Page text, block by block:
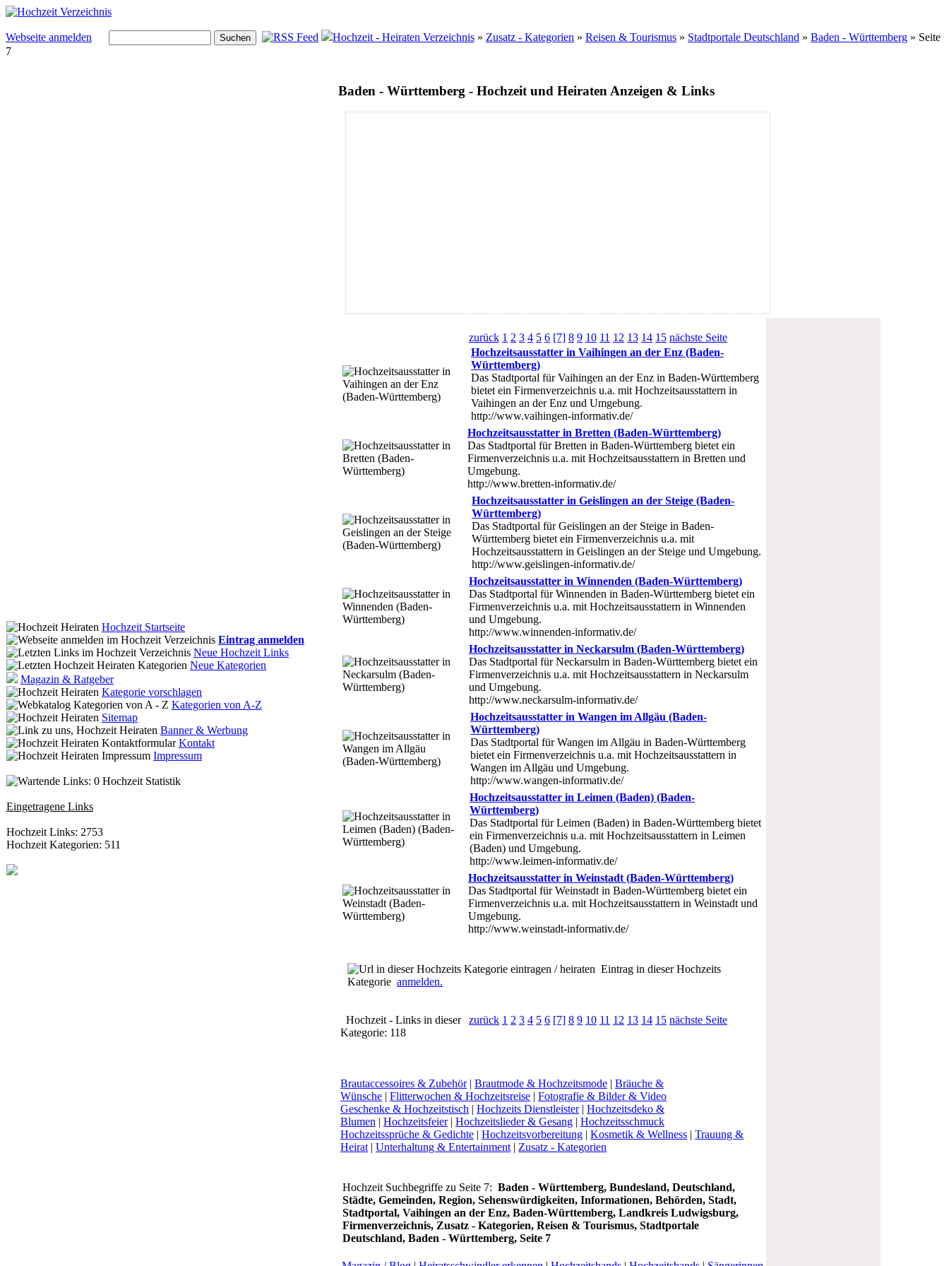
Webseite anmelden Hochzeit - Heiraten Verzeichnis » Zusatz - Kategorien » Reisen & Tourismus » Stadtportale Deutschland » Baden - Württemberg » Seite
7
Hochzeit Startseite
Eintrag anmelden
Neue Hochzeit Links
Neue Kategorien
Magazin & Ratgeber
Kategorie vorschlagen
Kategorien von A-Z
Sitemap
Banner & Werbung
Kontakt
Impressum
Hochzeit Statistik
Eingetragene Links
Hochzeit Links: 2753
Hochzeit Kategorien: 511
Baden - Württemberg - Hochzeit und Heiraten Anzeigen & Links
zurück 1 2 3 4 5 6 [7] 8 9 10 11 12 13 14 15 nächste Seite
Hochzeitsausstatter in Vaihingen an der Enz (Baden-
Württemberg)
Das Stadtportal für Vaihingen an der Enz in Baden-Württemberg
bietet ein Firmenverzeichnis u.a. mit Hochzeitsausstattern in
Vaihingen an der Enz und Umgebung.
http://www.vaihingen-informativ.de/
Hochzeitsausstatter in Bretten (Baden-Württemberg)
Das Stadtportal für Bretten in Baden-Württemberg bietet ein
Firmenverzeichnis u.a. mit Hochzeitsausstattern in Bretten und
Umgebung.
http://www.bretten-informativ.de/
Hochzeitsausstatter in Geislingen an der Steige (Baden-
Württemberg)
Das Stadtportal für Geislingen an der Steige in Baden-
Württemberg bietet ein Firmenverzeichnis u.a. mit
Hochzeitsausstattern in Geislingen an der Steige und Umgebung.
http://www.geislingen-informativ.de/
Hochzeitsausstatter in Winnenden (Baden-Württemberg)
Das Stadtportal für Winnenden in Baden-Württemberg bietet ein
Firmenverzeichnis u.a. mit Hochzeitsausstattern in Winnenden
und Umgebung.
http://www.winnenden-informativ.de/
Hochzeitsausstatter in Neckarsulm (Baden-Württemberg)
Das Stadtportal für Neckarsulm in Baden-Württemberg bietet ein
Firmenverzeichnis u.a. mit Hochzeitsausstattern in Neckarsulm
und Umgebung.
http://www.neckarsulm-informativ.de/
Hochzeitsausstatter in Wangen im Allgäu (Baden-
Württemberg)
Das Stadtportal für Wangen im Allgäu in Baden-Württemberg
bietet ein Firmenverzeichnis u.a. mit Hochzeitsausstattern in
Wangen im Allgäu und Umgebung.
http://www.wangen-informativ.de/
Hochzeitsausstatter in Leimen (Baden) (Baden-
Württemberg)
Das Stadtportal für Leimen (Baden) in Baden-Württemberg bietet
ein Firmenverzeichnis u.a. mit Hochzeitsausstattern in Leimen
(Baden) und Umgebung.
http://www.leimen-informativ.de/
Hochzeitsausstatter in Weinstadt (Baden-Württemberg)
Das Stadtportal für Weinstadt in Baden-Württemberg bietet ein
Firmenverzeichnis u.a. mit Hochzeitsausstattern in Weinstadt und
Umgebung.
http://www.weinstadt-informativ.de/
Eintrag in dieser Hochzeits
Kategorie anmelden.
zurück 1 2 3 4 5 6 [7] 8 9 10 11 12 13 14 15 nächste Seite
Hochzeit - Links in dieser
Kategorie: 118
Brautaccessoires & Zubehör| Brautmode & Hochzeitsmode | Bräuche &
Wünsche | Flitterwochen & Hochzeitsreise | Fotografie & Bilder & Video
Geschenke & Hochzeitstisch | Hochzeits Dienstleister| Hochzeitsdeko &
Blumen | Hochzeitsfeier| Hochzeitslieder & Gesang | Hochzeitsschmuck
Hochzeitssprüche & Gedichte | Hochzeitsvorbereitung | Kosmetik & Wellness | Trauung &
Heirat| Unterhaltung & Entertainment| Zusatz - Kategorien
Hochzeit Suchbegriffe zu Seite 7: Baden - Württemberg, Bundesland, Deutschland,
Städte, Gemeinden, Region, Sehenswürdigkeiten, Informationen, Behörden, Stadt,
Stadtportal, Vaihingen an der Enz, Baden-Württemberg, Landkreis Ludwigsburg,
Firmenverzeichnis, Zusatz - Kategorien, Reisen & Tourismus, Stadtportale
Deutschland, Baden - Württemberg, Seite 7